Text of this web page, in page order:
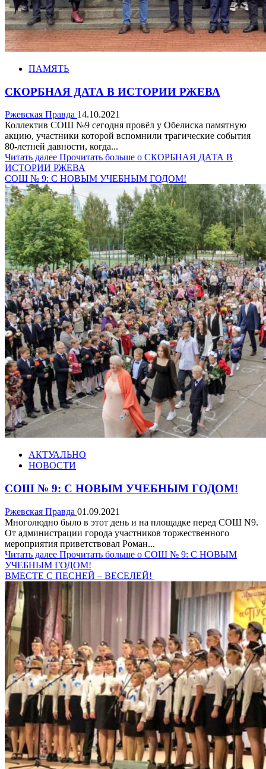
ПАМЯТЬ
СКОРБНАЯ ДАТА В ИСТОРИИ РЖЕВА
Ржевская Правда 14.10.2021
Коллектив СОШ №9 сегодня провёл у Обелиска памятную
акцию, участники которой вспомнили трагические события
80-летней давности, когда...
Читать далее Прочитать больше о СКОРБНАЯ ДАТА В
ИСТОРИИ РЖЕВА
СОШ № 9: С НОВЫМ УЧЕБНЫМ ГОДОМ!
АКТУАЛЬНО
НОВОСТИ
СОШ № 9: С НОВЫМ УЧЕБНЫМ ГОДОМ!
Ржевская Правда 01.09.2021
Многолюдно было в этот день и на площадке перед СОШ N9.
От администрации города участников торжественного
мероприятия приветствовал Роман...
Читать далее Прочитать больше о СОШ № 9: С НОВЫМ
УЧЕБНЫМ ГОДОМ!
ВМЕСТЕ С ПЕСНЕЙ – ВЕСЕЛЕЙ!